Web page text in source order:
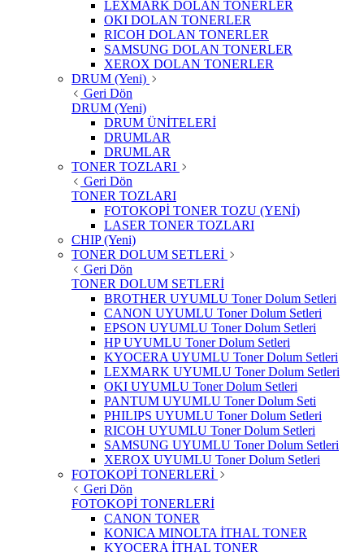
LEXMARK DOLAN TONERLER
OKI DOLAN TONERLER
RICOH DOLAN TONERLER
SAMSUNG DOLAN TONERLER
XEROX DOLAN TONERLER
DRUM (Yeni)
Geri Dön
DRUM (Yeni)
DRUM ÜNİTELERİ
DRUMLAR
DRUMLAR
TONER TOZLARI
Geri Dön
TONER TOZLARI
FOTOKOPİ TONER TOZU (YENİ)
LASER TONER TOZLARI
CHIP (Yeni)
TONER DOLUM SETLERİ
Geri Dön
TONER DOLUM SETLERİ
BROTHER UYUMLU Toner Dolum Setleri
CANON UYUMLU Toner Dolum Setleri
EPSON UYUMLU Toner Dolum Setleri
HP UYUMLU Toner Dolum Setleri
KYOCERA UYUMLU Toner Dolum Setleri
LEXMARK UYUMLU Toner Dolum Setleri
OKI UYUMLU Toner Dolum Setleri
PANTUM UYUMLU Toner Dolum Seti
PHILIPS UYUMLU Toner Dolum Setleri
RICOH UYUMLU Toner Dolum Setleri
SAMSUNG UYUMLU Toner Dolum Setleri
XEROX UYUMLU Toner Dolum Setleri
FOTOKOPİ TONERLERİ
Geri Dön
FOTOKOPİ TONERLERİ
CANON TONER
KONICA MINOLTA İTHAL TONER
KYOCERA İTHAL TONER